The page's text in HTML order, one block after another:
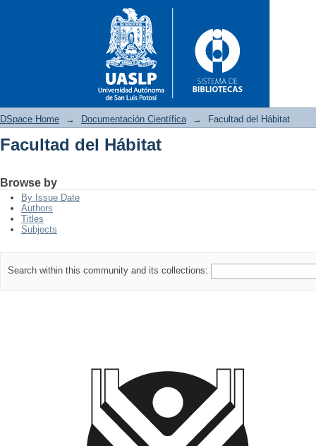
DSpace Home → Documentación Científica → Facultad del Hábitat
Facultad del Hábitat
Browse by
By Issue Date
Authors
Titles
Subjects
Search within this community and its collections: